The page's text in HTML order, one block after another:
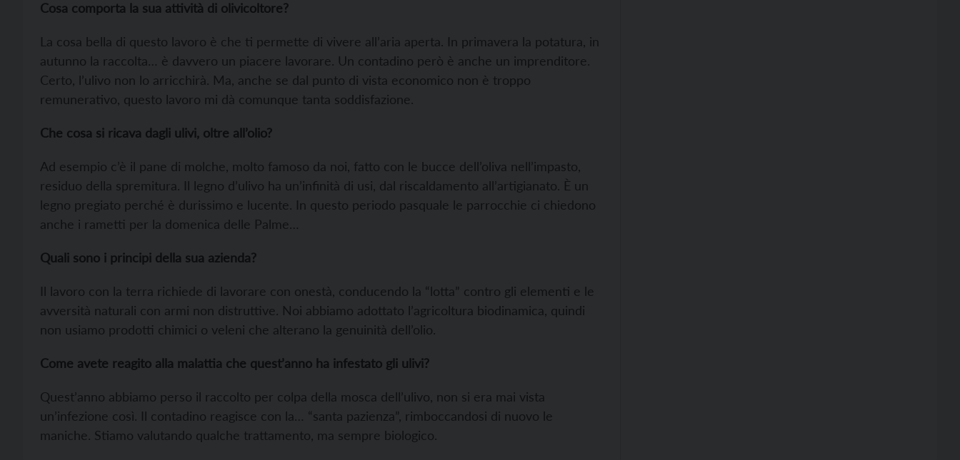
Cosa comporta la sua attività di olivicoltore?
La cosa bella di questo lavoro è che ti permette di vivere all’aria aperta. In primavera la potatura, in
autunno la raccolta… è davvero un piacere lavorare. Un contadino però è anche un imprenditore.
Certo, l’ulivo non lo arricchirà. Ma, anche se dal punto di vista economico non è troppo
remunerativo, questo lavoro mi dà comunque tanta soddisfazione.
Che cosa si ricava dagli ulivi, oltre all’olio?
Ad esempio c’è il pane di molche, molto famoso da noi, fatto con le bucce dell’oliva nell’impasto,
residuo della spremitura. Il legno d’ulivo ha un’infinità di usi, dal riscaldamento all’artigianato. È un
legno pregiato perché è durissimo e lucente. In questo periodo pasquale le parrocchie ci chiedono
anche i rametti per la domenica delle Palme…
Quali sono i principi della sua azienda?
Il lavoro con la terra richiede di lavorare con onestà, conducendo la “lotta” contro gli elementi e le
avversità naturali con armi non distruttive. Noi abbiamo adottato l’agricoltura biodinamica, quindi
non usiamo prodotti chimici o veleni che alterano la genuinità dell’olio.
Come avete reagito alla malattia che quest’anno ha infestato gli ulivi?
Quest’anno abbiamo perso il raccolto per colpa della mosca dell’ulivo, non si era mai vista
un’infezione così. Il contadino reagisce con la… “santa pazienza”, rimboccandosi di nuovo le
maniche. Stiamo valutando qualche trattamento, ma sempre biologico.